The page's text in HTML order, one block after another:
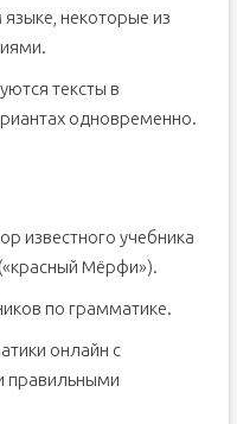
языке, некоторые из
тексты в
одновременно.
известного учебника
Мёрфи»).
по грамматике.
онлайн с
правильными